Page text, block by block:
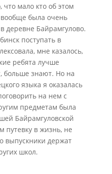
что мало кто об этом
вообще была очень
деревне Байрамгулово.
поступать в
мне казалось,
ребята лучше
больше знают. Но на
языка я оказалась
на нем с
предметам была
Байрамгуловской
путевку в жизнь, не
выпускники держат
школ.